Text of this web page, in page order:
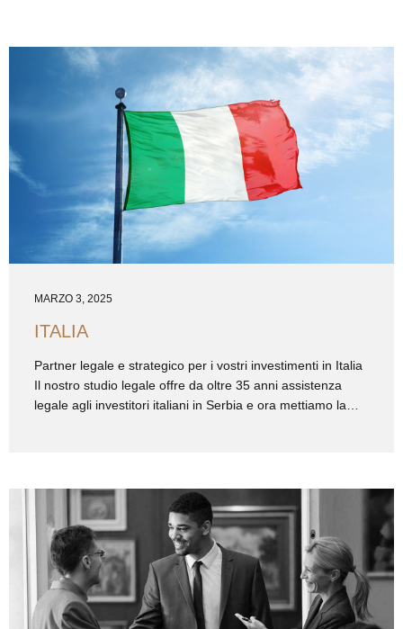
MARZO 3, 2025
ITALIA
Partner legale e strategico per i vostri investimenti in Italia
Il nostro studio legale offre da oltre 35 anni assistenza
legale agli investitori italiani in Serbia e ora mettiamo la
strategica con uno dei più prestigiosi studi legali in Italia,
con sedi a Milano, Torino e Roma. Questa partnership
garantisce un supporto legale e strategico completo in tutti
gli aspetti del business nel mercato italiano, comprese le
investimenti brownfield e greenfield, acquisizioni,
conformità normativa...